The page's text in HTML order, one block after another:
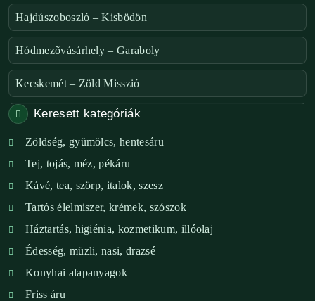
Hajdúszoboszló – Kisbödön
Hódmezõvásárhely – Garaboly
Kecskemét – Zöld Misszió
Székesfehérvár – Zöld Sarok
Verőce – Miegymás
XI. ker. – Lemérem
XIX. ker. – Boldog Föld
XVIII. ker. – Eni Mag-ház
XXIII. ker. – Panelpék
Keresett kategóriák
Zöldség, gyümölcs, hentesáru
Tej, tojás, méz, pékáru
Kávé, tea, szörp, italok, szesz
Tartós élelmiszer, krémek, szószok
Háztartás, higiénia, kozmetikum, illóolaj
Édesség, müzli, nasi, drazsé
Konyhai alapanyagok
Friss áru